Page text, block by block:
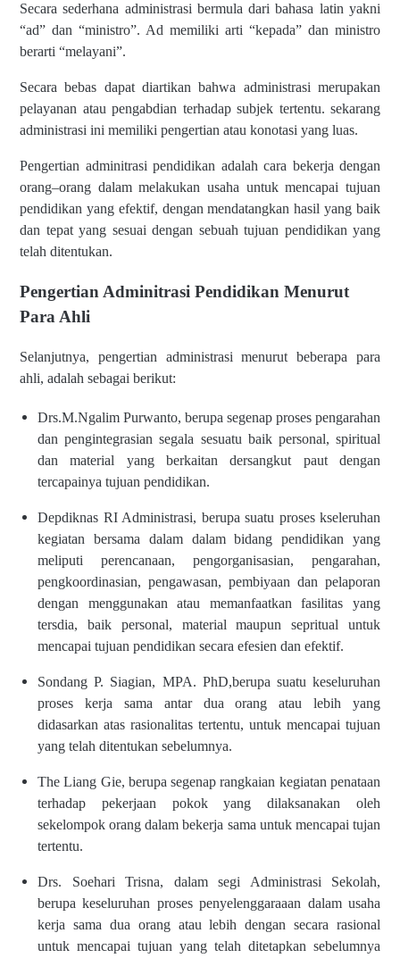
Secara sederhana administrasi bermula dari bahasa latin yakni
“ad” dan “ministro”. Ad memiliki arti “kepada” dan ministro
berarti “melayani”.
Secara bebas dapat diartikan bahwa administrasi merupakan
pelayanan atau pengabdian terhadap subjek tertentu. sekarang
administrasi ini memiliki pengertian atau konotasi yang luas.
Pengertian adminitrasi pendidikan adalah cara bekerja dengan
orang–orang dalam melakukan usaha untuk mencapai tujuan
pendidikan yang efektif, dengan mendatangkan hasil yang baik
dan tepat yang sesuai dengan sebuah tujuan pendidikan yang
telah ditentukan.
Pengertian Adminitrasi Pendidikan Menurut
Para Ahli
Selanjutnya, pengertian administrasi menurut beberapa para
ahli, adalah sebagai berikut:
Drs.M.Ngalim Purwanto, berupa segenap proses pengarahan
dan pengintegrasian segala sesuatu baik personal, spiritual
dan material yang berkaitan dersangkut paut dengan
tercapainya tujuan pendidikan.
Depdiknas RI Administrasi, berupa suatu proses kseleruhan
kegiatan bersama dalam dalam bidang pendidikan yang
meliputi perencanaan, pengorganisasian, pengarahan,
pengkoordinasian, pengawasan, pembiyaan dan pelaporan
dengan menggunakan atau memanfaatkan fasilitas yang
tersdia, baik personal, material maupun sepritual untuk
mencapai tujuan pendidikan secara efesien dan efektif.
Sondang P. Siagian, MPA. PhD,berupa suatu keseluruhan
proses kerja sama antar dua orang atau lebih yang
didasarkan atas rasionalitas tertentu, untuk mencapai tujuan
yang telah ditentukan sebelumnya.
The Liang Gie, berupa segenap rangkaian kegiatan penataan
terhadap pekerjaan pokok yang dilaksanakan oleh
sekelompok orang dalam bekerja sama untuk mencapai tujan
tertentu.
Drs. Soehari Trisna, dalam segi Administrasi Sekolah,
berupa keseluruhan proses penyelenggaraaan dalam usaha
kerja sama dua orang atau lebih dengan secara rasional
untuk mencapai tujuan yang telah ditetapkan sebelumnya